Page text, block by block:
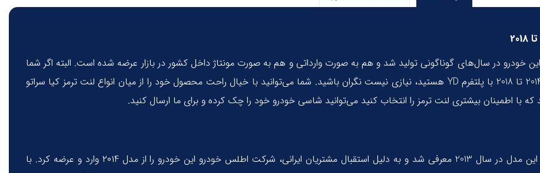
خودرو در سال‌های گوناگونی تولید شد و هم به صورت وارداتی و هم به صورت مونتاژ داخل کشور در بازار عرضه شده است. البته اگر شما
مالک سومین نسل این خودرو، یعنی سراتو وارداتی سال‌های 2014 تا 2018 با پلتفرم YD هستید، نیازی نیست نگران باشید. شما می‌توانید با خیال راحت محصول خود را از میان انواع لنت ترمز کیا سراتو
لنت ترمز جلو کیا سراتو 2014 مناسب نسل سوم سراتو است. این مدل در سال 2013 معرفی شد و به دلیل استقبال مشتریان ایرانی، شرکت اطلس خودرو این خودرو را از مدل ۲۰۱4 وارد و عرضه کرد. با